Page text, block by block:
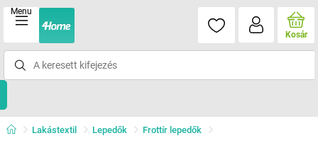
Menu
Kosár
Lakástextil Lepedők Frottír lepedők